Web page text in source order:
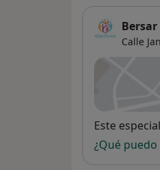
Calle
Este
¿Qué